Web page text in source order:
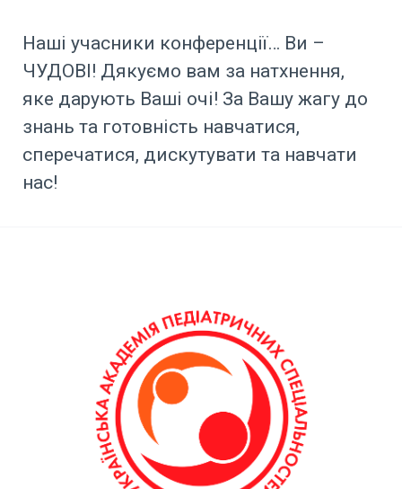
Наші учасники конференції… Ви –
ЧУДОВІ! Дякуємо вам за натхнення,
яке дарують Ваші очі! За Вашу жагу до
знань та готовність навчатися,
сперечатися, дискутувати та навчати
нас!